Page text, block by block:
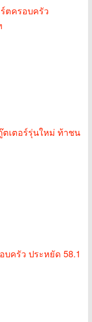
ตครอบครัว
ตเตอร์รุ่นใหม่ ท้าชน
บครัว ประหยัด 58.1